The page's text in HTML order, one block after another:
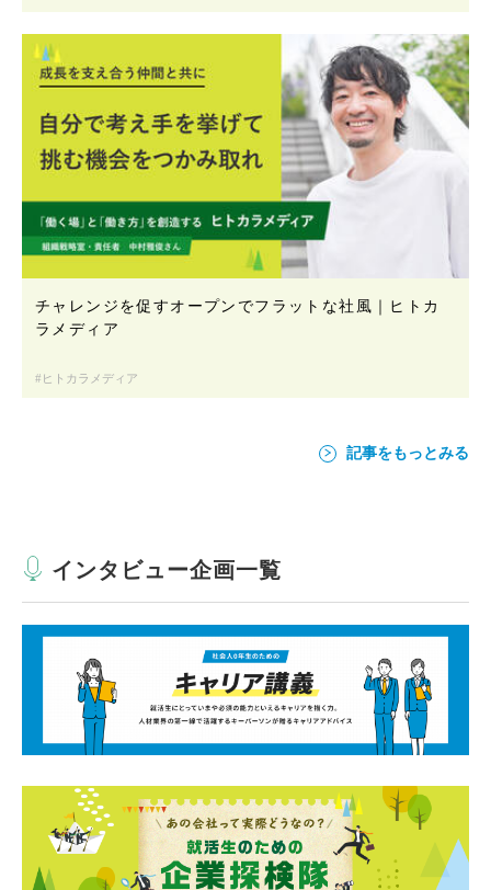
チャレンジを促すオープンでフラットな社風｜ヒトカ
ラメディア
ヒトカラメディア
記事をもっとみる
インタビュー企画一覧